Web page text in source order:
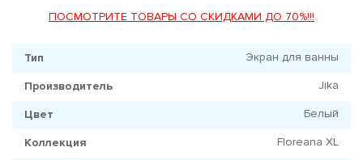
ПОСМОТРИТЕ ТОВАРЫ СО СКИДКАМИ ДО 70%!!!
Тип Экран для ванны
Производитель Jika
Цвет Белый
Коллекция Floreana XL